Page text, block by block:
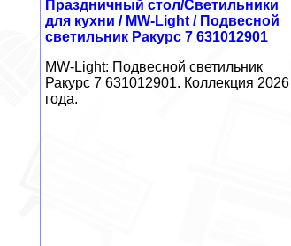
Праздничный стол/Светильники
для кухни / MW-Light / Подвесной
светильник Ракурс 7 631012901
MW-Light: Подвесной светильник
Ракурс 7 631012901. Коллекция 2026
года.